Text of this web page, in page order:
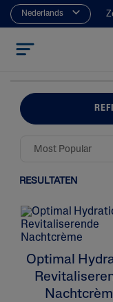
Nederlands
RESULTATEN
Optimal